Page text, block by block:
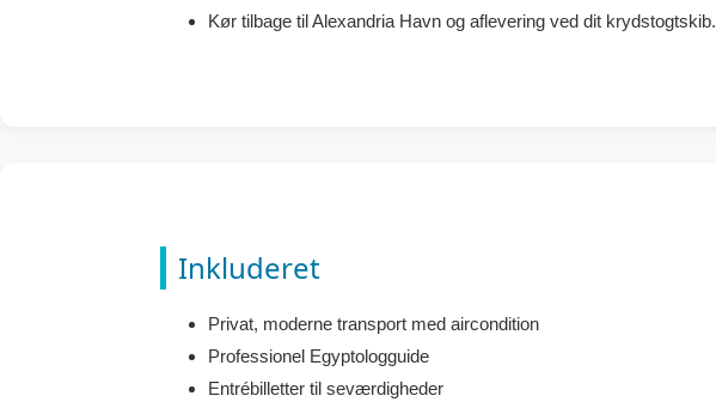
Kør tilbage til Alexandria Havn og aflevering ved dit krydstogtskib.
Inkluderet
Privat, moderne transport med aircondition
Professionel Egyptologguide
Entrébilletter til seværdigheder